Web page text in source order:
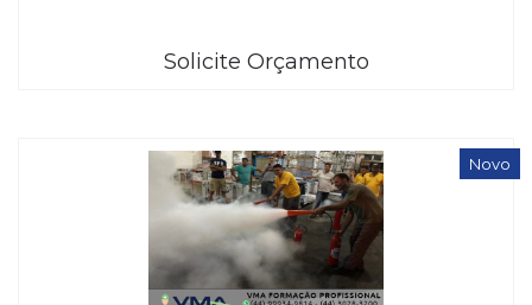
Solicite Orçamento
Novo